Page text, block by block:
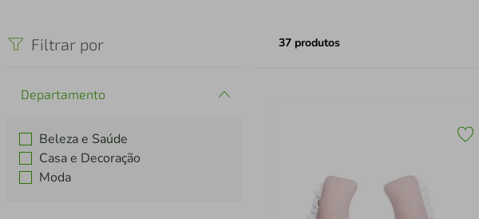
Filtrar por
Departamento
Beleza e Saúde
Casa e Decoração
Moda
37 produtos